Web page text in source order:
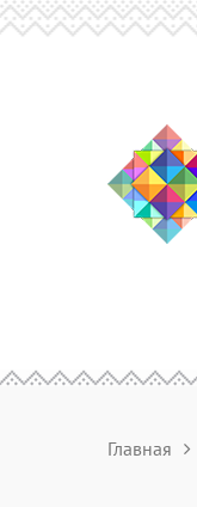
Главная